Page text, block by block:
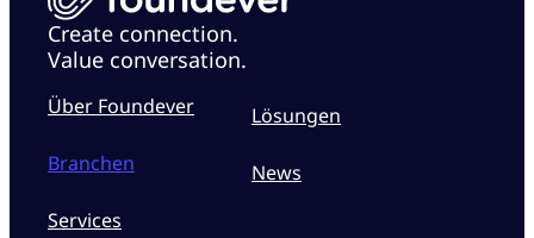
Create connection.
Value conversation.
Über Foundever
Branchen
Services
Lösungen
News